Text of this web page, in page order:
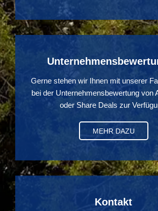
Gerne stehen wir Ihnen mit unserer
bei der Unternehmensbewertung von
oder Share Deals zur
MEHR DAZU
Kontakt